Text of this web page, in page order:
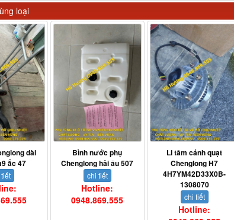
loại
dài
ắc 47
Bình nước phụ
Chenglong hải âu 507
chi tiết
Hotline:
0948.869.555
Li tâm cánh quạt
Chenglong H7
4H7YM42D33X0B-
1308070
chi tiết
Hotline: